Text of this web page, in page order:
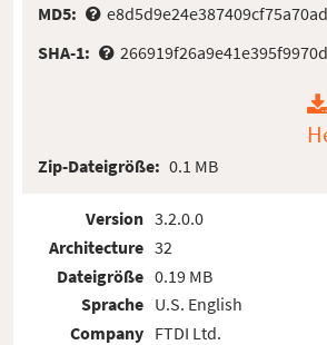
MD5:
SHA-1:
Zip-Dateigröße: 0.1 MB
Version
Architecture
Dateigröße
Sprache
Company
3.2.0.0
32
0.19 MB
U.S. English
FTDI Ltd.